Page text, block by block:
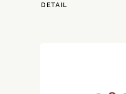
DETAIL